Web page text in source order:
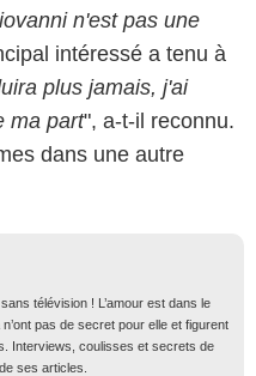
n'est pas une
intéressé a tenu à
plus jamais, j'ai
ma part", a-t-il reconnu.
dans une autre
télévision ! L’amour est dans le
pas de secret pour elle et figurent
Interviews, coulisses et secrets de
ses articles.